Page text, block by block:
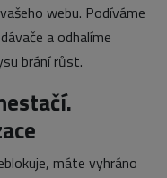
webu. Podíváme
a odhalíme
brání růst.
máte vyhráno